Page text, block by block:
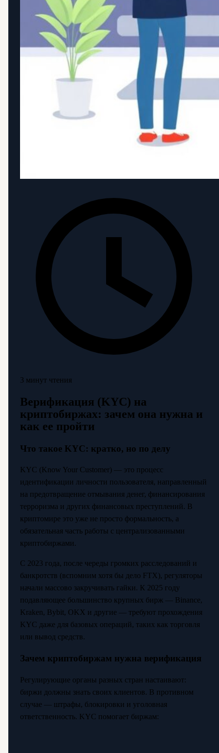
3 минут чтения
Верификация (KYC) на
криптобиржах: зачем она нужна и
как ее пройти
Что такое KYC: кратко, но по делу
KYC (Know Your Customer) — это процесс
идентификации личности пользователя, направленный
на предотвращение отмывания денег, финансирования
терроризма и других финансовых преступлений. В
криптомире это уже не просто формальность, а
обязательная часть работы с централизованными
криптобиржами.
С 2023 года, после череды громких расследований и
банкротств (вспомним хотя бы дело FTX), регуляторы
начали массово закручивать гайки. К 2025 году
подавляющее большинство крупных бирж — Binance,
Kraken, Bybit, OKX и другие — требуют прохождения
KYC даже для базовых операций, таких как торговля
или вывод средств.
Зачем криптобиржам нужна верификация
Регулирующие органы разных стран настаивают:
биржи должны знать своих клиентов. В противном
случае — штрафы, блокировки и уголовная
ответственность. KYC помогает биржам: